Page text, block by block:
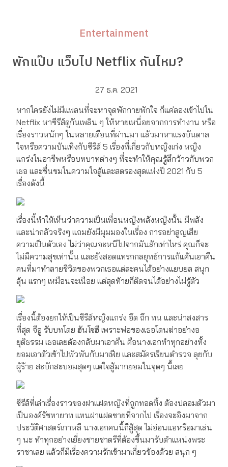
Entertainment
พักแป๊บ แว็บไป Netflix กันไหม?
27 ธ.ค. 2021
หากใครยังไม่มีแพลนที่จะหาจุดพักกายพักใจ ก็แค่ลองเข้าไปใน
Netflix หาซีรีส์ดูกันเพลิน ๆ ให้หายเหนื่อยจากการทำงาน หรือ
เรื่องราวหนักๆ ในหลายเดือนที่ผ่านมา แล้วมาหาแรงบันดาล
ใจหรือความบันเทิงกับซีรีส์ 5 เรื่องที่เกี่ยวกับหญิงเก่ง หญิง
แกร่งในอาชีพหรือบทบาทต่างๆ ที่จะทำให้คุณรู้สึกว้าวกับพวก
เธอ และชื่นชมในความใจสู้และสตรองสุดแห่งปี 2021 กับ 5
เรื่องดังนี้
เรื่องนี้ทำให้เห็นว่าความเป็นเพื่อนหญิงพลังหญิงนั้น มีพลัง
และน่ากลัวจริงๆ แถมยังมีมุมมองในเรื่อง การอย่าสูญเสีย
ความเป็นตัวเอง ไม่ว่าคุณจะหนีไปจากมันสักเท่าไหร่ คุณก็จะ
ไม่มีความสุขเท่านั้น และยังสอดแทรกกลยุทธ์การแก้แค้นเอาคืน
คนที่มาทำลายชีวิตของพวกเธอแต่ละคนได้อย่างแยบยล สนุก
ลุ้น แรกๆ เหมือนจะเนือย แต่สุดท้ายก็ติดจนได้อย่างไม่รู้ตัว
เรื่องนี้ต้องยกให้เป็นซีรีส์หญิงแกร่ง อึด ถึก ทน และน่าสงสาร
ที่สุด จีอู รับบทโดย ฮันโซฮี เพราะพ่อของเธอโดนฆ่าอย่างอ
ยุติธรรม เธอเลยต้องกลับมาเอาคืน คือนางเอกทำทุกอย่างทั้ง
ยอมเอาตัวเข้าไปพัวพันกับมาเฟีย และสมัครเรียนตำรวจ ลุยกับ
ผู้ร้าย สะบักสะบอมสุดๆ แต่ใจสู้มากยอมในจุดๆ นี้เลย
ซีรีส์ที่เล่าเรื่องราวของฝาแฝดหญิงที่ถูกทอดทิ้ง ต้องปลอมตัวมา
เป็นองค์รัชทายาท แทนฝาแฝดชายที่จากไป เรื่องจะอิงมาจาก
ประวัติศาสตร์เกาหลี นางเอกคนนี้ก็สู้สุด ไม่อ่อนแอหรือมาเล่น
ๆ นะ ทำทุกอย่างเยี่ยงชายชาตรีที่ต้องขึ้นมารับตำแหน่งพระ
ราชาเลย แล้วก็มีเรื่องความรักเข้ามาเกี่ยวข้องด้วย สนุก ๆ